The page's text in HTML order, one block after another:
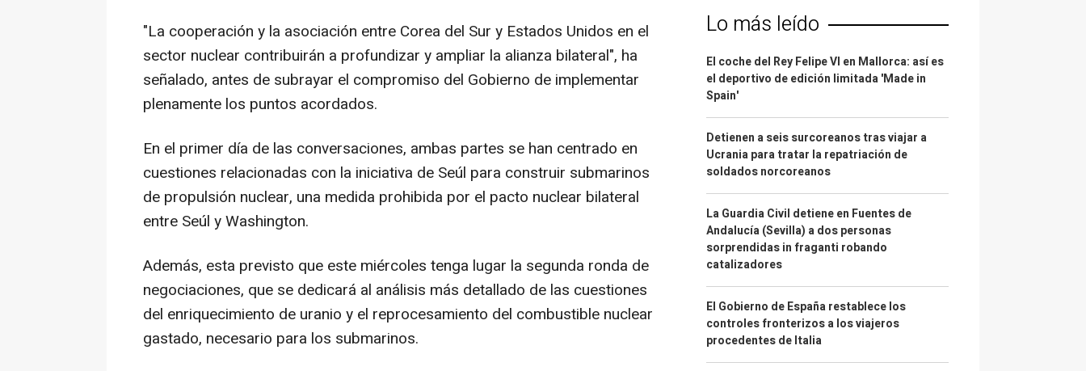
"La cooperación y la asociación entre Corea del Sur y Estados Unidos en el
sector nuclear contribuirán a profundizar y ampliar la alianza bilateral", ha
señalado, antes de subrayar el compromiso del Gobierno de implementar
plenamente los puntos acordados.
En el primer día de las conversaciones, ambas partes se han centrado en
cuestiones relacionadas con la iniciativa de Seúl para construir submarinos
de propulsión nuclear, una medida prohibida por el pacto nuclear bilateral
entre Seúl y Washington.
Además, esta previsto que este miércoles tenga lugar la segunda ronda de
negociaciones, que se dedicará al análisis más detallado de las cuestiones
del enriquecimiento de uranio y el reprocesamiento del combustible nuclear
gastado, necesario para los submarinos.
Lo más leído
El coche del Rey Felipe VI en Mallorca: así es
el deportivo de edición limitada 'Made in
Spain'
Detienen a seis surcoreanos tras viajar a
Ucrania para tratar la repatriación de
soldados norcoreanos
La Guardia Civil detiene en Fuentes de
Andalucía (Sevilla) a dos personas
sorprendidas in fraganti robando
catalizadores
El Gobierno de España restablece los
controles fronterizos a los viajeros
procedentes de Italia